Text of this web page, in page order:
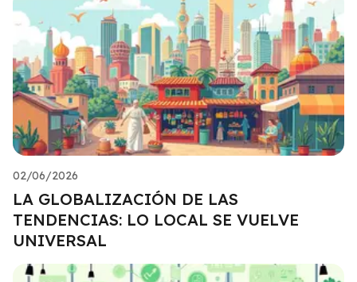
02/06/2026
LA GLOBALIZACIÓN DE LAS
TENDENCIAS: LO LOCAL SE VUELVE
UNIVERSAL